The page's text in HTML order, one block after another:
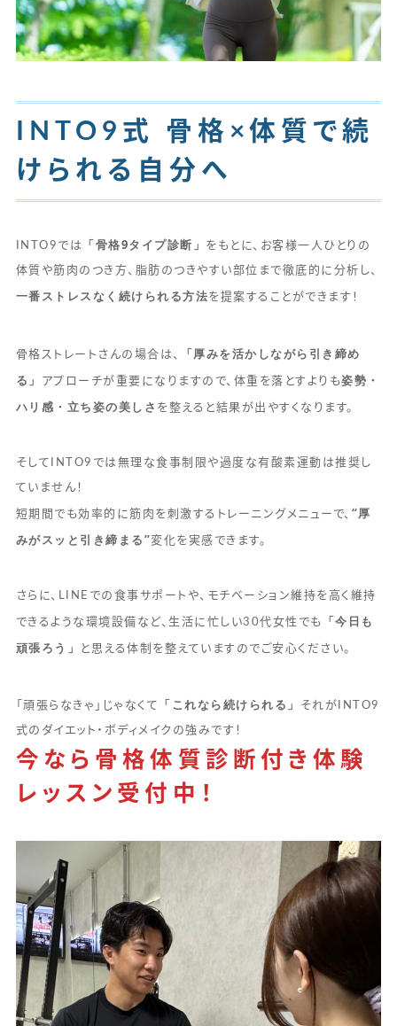
INTO9式 骨格×体質で続
けられる自分へ
INTO9では 「骨格9タイプ診断」 をもとに、お客様一人ひとりの
体質や筋肉のつき方、脂肪のつきやすい部位まで徹底的に分析し、
一番ストレスなく続けられる方法を提案することができます！
骨格ストレートさんの場合は、
「厚みを活かしながら引き締め
る」
アプローチが重要になりますので、体重を落とすよりも姿勢・
ハリ感・立ち姿の美しさ を整えると結果が出やすくなります。
そしてINTO9では無理な食事制限や過度な有酸素運動は推奨し
ていません！
短期間でも効率的に筋肉を刺激するトレーニングメニューで、 “厚
みがスッと引き締まる”変化を実感できます。
さらに、LINEでの食事サポートや、モチベーション維持を高く維持
できるような環境設備など、生活に忙しい30代女性でも
「今日も
頑張ろう」
と思える体制を整えていますのでご安心ください。
「頑張らなきゃ」じゃなくて 「これなら続けられる」 それがINTO9
式のダイエット・ボディメイクの強みです！
今なら骨格体質診断付き体験
レッスン受付中！